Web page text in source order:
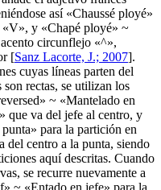
así «Chaussé ployé»
V», y «Chapé ployé» ~
circunflejo «^»,
[Sanz Lacorte, J.; 2007].
cuyas líneas parten del
son rectas, se utilizan los
» ~ «Mantelado en
» que va del jefe al centro, y
» para la partición en
del centro a la punta, siendo
aquí descritas. Cuando
se recurre nuevamente a
» ~ «Entado en jefe» para la